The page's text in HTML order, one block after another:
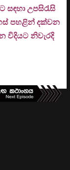
සඳහා උපසිරැසි
පහළින් දක්වන
විදියට නිවැරදි